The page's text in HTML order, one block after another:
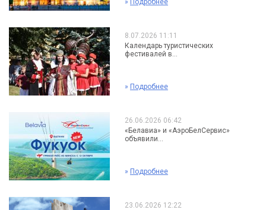
» Подробнее
8.07.2026 11:11
Календарь туристических
фестивалей в...
» Подробнее
26.06.2026 06:42
«Белавиа» и «АэроБелСервис»
объявили...
» Подробнее
23.06.2026 12:22